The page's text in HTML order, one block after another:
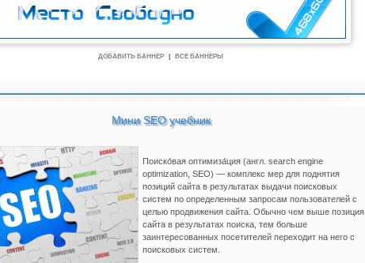
ДОБАВИТЬ БАННЕР ВСЕ БАННЕРЫ
Мини SEO учебник
Поиско́вая оптимиза́ция (англ. search engine
optimization, SEO) — комплекс мер для поднятия
позиций сайта в результатах выдачи поисковых
систем по определенным запросам пользователей с
целью продвижения сайта. Обычно чем выше позиция
сайта в результатах поиска, тем больше
заинтересованных посетителей переходит на него с
поисковых систем.